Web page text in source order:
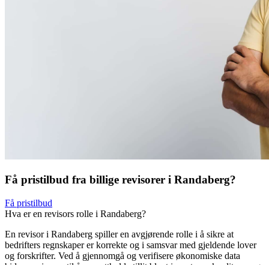
Få pristilbud fra billige revisorer i Randaberg?
Få pristilbud
Hva er en revisors rolle i Randaberg?
En revisor i Randaberg spiller en avgjørende rolle i å sikre at
bedrifters regnskaper er korrekte og i samsvar med gjeldende lover
og forskrifter. Ved å gjennomgå og verifisere økonomiske data